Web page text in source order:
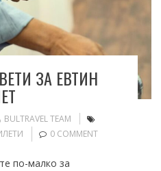
ЗА ЕВТИН
BULTRAVEL TEAM
0 COMMENT
по-малко за